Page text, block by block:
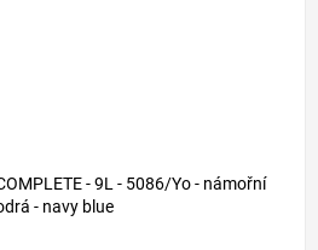
- 9L - 5086/Yo - námořní
- navy blue